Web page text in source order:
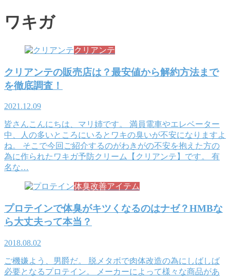
ワキガ
クリアンテ
クリアンテの販売店は？最安値から解約方法まで
を徹底調査！
2021.12.09
皆さんこんにちは、マリ姉です。 満員電車やエレベーター
中、人の多いところにいるとワキの臭いが不安になりますよ
ね。 そこで今回ご紹介するのがわきがの不安を抱えた方の
為に作られたワキガ予防クリーム【クリアンテ】です。 有
名な…
体臭改善アイテム
プロテインで体臭がキツくなるのはナゼ？HMBな
ら大丈夫って本当？
2018.08.02
ご機嫌よう、男爵だ。 脱メタボで肉体改造の為にしばしば
必要となるプロテイン。 メーカーによって様々な商品があ